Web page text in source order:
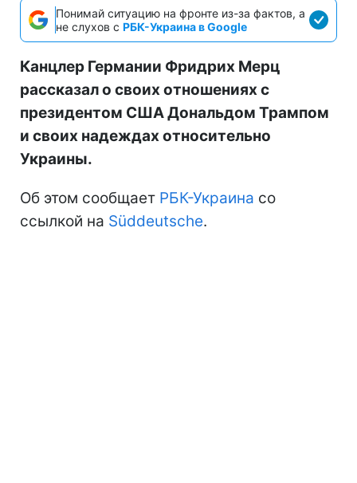
Понимай ситуацию на фронте из-за фактов, а
не слухов с РБК-Украина в Google
Канцлер Германии Фридрих Мерц
рассказал о своих отношениях с
президентом США Дональдом Трампом
и своих надеждах относительно
Украины.
Об этом сообщает РБК-Украина со
ссылкой на Süddeutsche.